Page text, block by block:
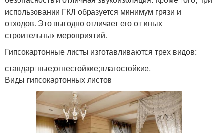
использовании ГКЛ образуется минимум грязи и
отходов. Это выгодно отличает его от иных
строительных мероприятий.
Гипсокартонные листы изготавливаются трех видов:
стандартные;огнестойкие;влагостойкие.
Виды гипсокартонных листов